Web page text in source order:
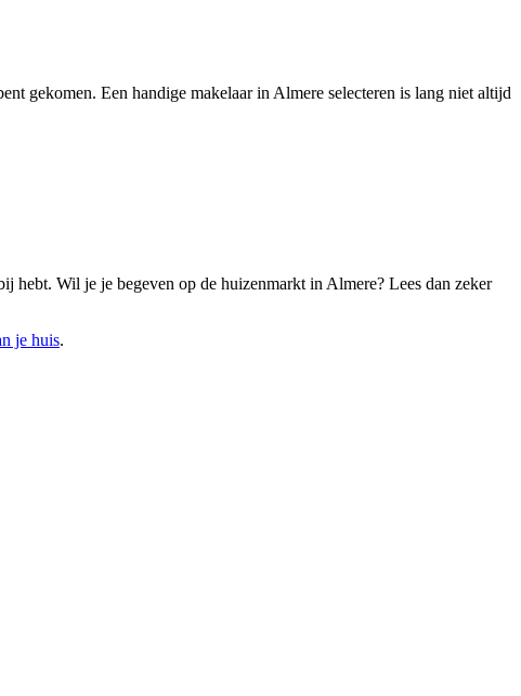
gekomen. Een handige makelaar in Almere selecteren is lang niet altijd
Wil je je begeven op de huizenmarkt in Almere? Lees dan zeker
je huis.